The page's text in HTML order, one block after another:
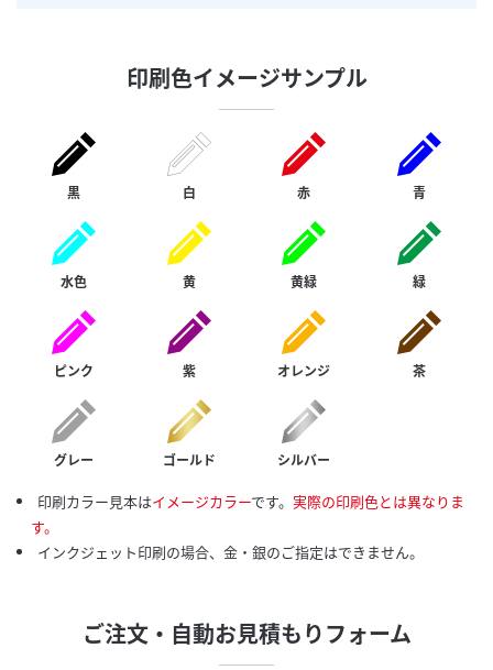
印刷色イメージサンプル
黒 白 赤 青
水色 黄 黄緑 緑
ピンク 紫 オレンジ 茶
グレー ゴールド シルバー
印刷カラー見本はイメージカラーです。 実際の印刷色とは異なりま
す。
インクジェット印刷の場合、金・銀のご指定はできません。
ご注文・自動お見積もりフォーム